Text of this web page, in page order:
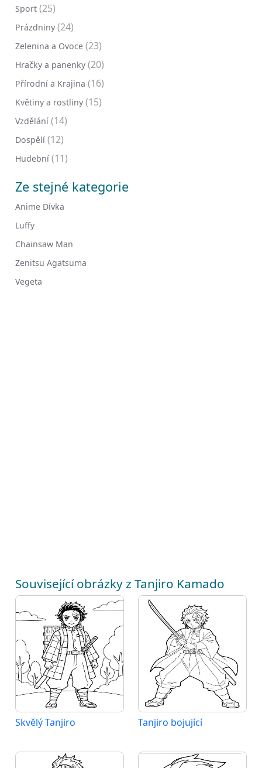
Sport (25)
Prázdniny (24)
Zelenina a Ovoce (23)
Hračky a panenky (20)
Přírodní a Krajina (16)
Květiny a rostliny (15)
Vzdělání (14)
Dospělí (12)
Hudební (11)
Ze stejné kategorie
Anime Dívka
Luffy
Chainsaw Man
Zenitsu Agatsuma
Vegeta
Související obrázky z Tanjiro Kamado
Skvělý Tanjiro Tanjiro bojující